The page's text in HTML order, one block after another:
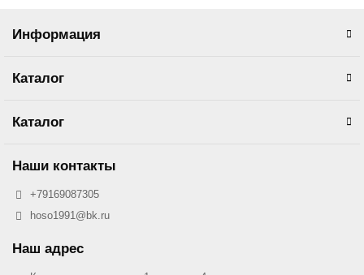
Информация
Каталог
Каталог
Наши контакты
+79169087305
hoso1991@bk.ru
Наш адрес